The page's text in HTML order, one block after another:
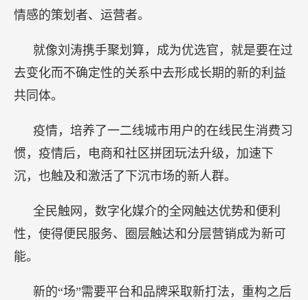
情感的策划者、运营者。
就像刘涛携手聚划算，成为优选官，就是要在过
去变化而不确定性的关系中去形成长期的新的利益
共同体。
疫情，培养了一二线城市用户的在线民生消费习
惯，疫情后，电商和社区拼团玩法升级，加速下
沉，也触及和激活了下沉市场的新人群。
全民触网，数字化媒介的全网触达优势和便利
性，使得便民服务、圈层触达和分层营销成为新可
能。
新的“场”需要平台和品牌采取新打法，重构之后